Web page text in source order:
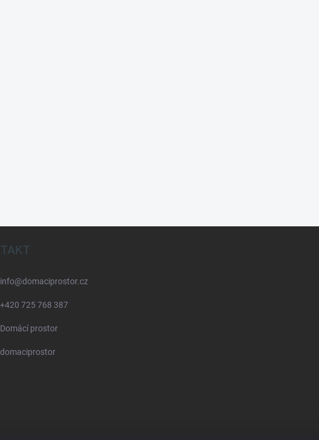
info@domaciprostor.cz
+420 725 768 387
Domácí prostor
domaciprostor